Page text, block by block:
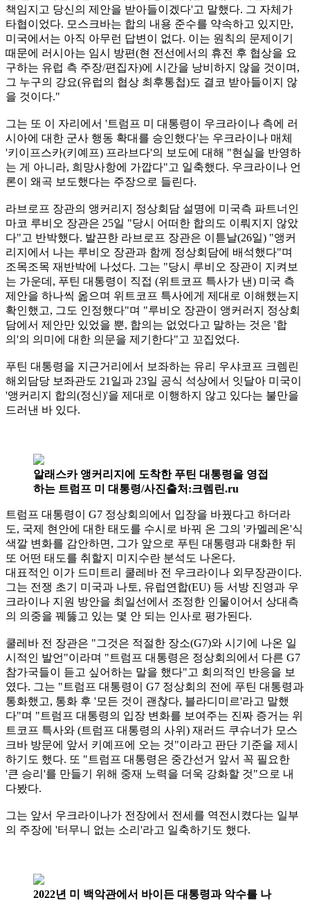
책임지고 당신의 제안을 받아들이겠다'고 말했다. 그 자체가
타협이었다. 모스크바는 합의 내용 준수를 약속하고 있지만,
미국에서는 아직 아무런 답변이 없다. 이는 원칙의 문제이기
때문에 러시아는 임시 방편(현 전선에서의 휴전 후 협상을 요
구하는 유럽 측 주장/편집자)에 시간을 낭비하지 않을 것이며,
그 누구의 강요(유럽의 협상 최후통첩)도 결코 받아들이지 않
을 것이다."
그는 또 이 자리에서 '트럼프 미 대통령이 우크라이나 측에 러
시아에 대한 군사 행동 확대를 승인했다'는 우크라이나 매체
'키이프스카(키예프) 프라브다'의 보도에 대해 "현실을 반영하
는 게 아니라, 희망사항에 가깝다"고 일축했다. 우크라이나 언
론이 왜곡 보도했다는 주장으로 들린다.
라브로프 장관의 앵커리지 정상회담 설명에 미국측 파트너인
마코 루비오 장관은 25일 "당시 어떠한 합의도 이뤄지지 않았
다"고 반박했다. 발끈한 라브로프 장관은 이튿날(26일) "앵커
리지에서 나는 루비오 장관과 함께 정상회담에 배석했다"며
조목조목 재반박에 나섰다. 그는 "당시 루비오 장관이 지켜보
는 가운데, 푸틴 대통령이 직접 (위트코프 특사가 낸) 미국 측
제안을 하나씩 옲으며 위트코프 특사에게 제대로 이해했는지
확인했고, 그도 인정했다"며 "루비오 장관이 앵커러지 정상회
담에서 제안만 있었을 뿐, 합의는 없었다고 말하는 것은 '합
의'의 의미에 대한 의문을 제기한다"고 꼬집었다.
푸틴 대통령을 지근거리에서 보좌하는 유리 우샤코프 크렘린
해외담당 보좌관도 21일과 23일 공식 석상에서 잇달아 미국이
'앵커리지 합의(정신)'을 제대로 이행하지 않고 있다는 불만을
드러낸 바 있다.
알래스카 앵커리지에 도착한 푸틴 대통령을 영접
하는 트럼프 미 대통령/사진출처:크렘린.ru
트럼프 대통령이 G7 정상회의에서 입장을 바꿨다고 하더라
도, 국제 현안에 대한 태도를 수시로 바꿔 온 그의 '카멜레온'식
색깔 변화를 감안하면, 그가 앞으로 푸틴 대통령과 대화한 뒤
또 어떤 태도를 취할지 미지수란 분석도 나온다.
대표적인 이가 드미트리 쿨레바 전 우크라이나 외무장관이다.
그는 전쟁 초기 미국과 나토, 유럽연합(EU) 등 서방 진영과 우
크라이나 지원 방안을 최일선에서 조정한 인물이어서 상대측
의 의중을 꿰뚫고 있는 몇 안 되는 인사로 평가된다.
쿨레바 전 장관은 "그것은 적절한 장소(G7)와 시기에 나온 일
시적인 발언"이라며 "트럼프 대통령은 정상회의에서 다른 G7
참가국들이 듣고 싶어하는 말을 했다"고 회의적인 반응을 보
였다. 그는 "트럼프 대통령이 G7 정상회의 전에 푸틴 대통령과
통화했고, 통화 후 '모든 것이 괜찮다, 블라디미르'라고 말했
다"며 "트럼프 대통령의 입장 변화를 보여주는 진짜 증거는 위
트코프 특사와 (트럼프 대통령의 사위) 재러드 쿠슈너가 모스
크바 방문에 앞서 키예프에 오는 것"이라고 판단 기준을 제시
하기도 했다. 또 "트럼프 대통령은 중간선거 앞서 꼭 필요한
'큰 승리'를 만들기 위해 중재 노력을 더욱 강화할 것"으로 내
다봤다.
그는 앞서 우크라이나가 전장에서 전세를 역전시켰다는 일부
의 주장에 '터무니 없는 소리'라고 일축하기도 했다.
2022년 미 백악관에서 바이든 대통령과 악수를 나